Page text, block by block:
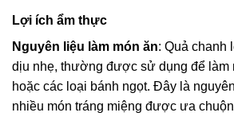
Lợi ích ẩm thực
Nguyên liệu làm món ăn: Quả chanh
dịu nhẹ, thường được sử dụng để làm
hoặc các loại bánh ngọt. Đây là
nhiều món tráng miệng được ưa